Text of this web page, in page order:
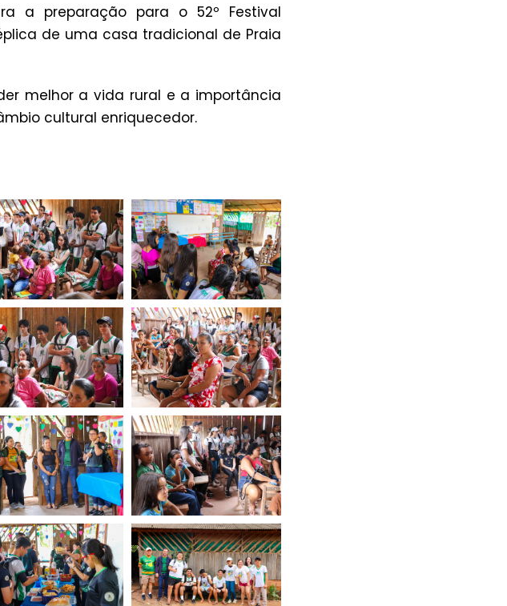
a preparação para o 52º Festival
de uma casa tradicional de Praia
melhor a vida rural e a importância
cultural enriquecedor.